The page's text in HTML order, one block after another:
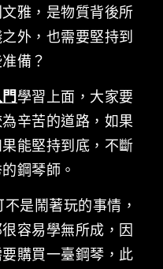
雅，是物質背後所
外，也需要堅持到
備？
學習上面，大家要
辛苦的道路，如果
能堅持到底，不斷
鋼琴師。
是鬧著玩的事情，
容易學無所成，因
購買一臺鋼琴，此